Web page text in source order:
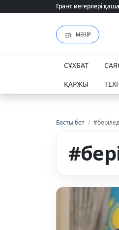
Грант иегерлері
Грант иегерлері
МӘЗІР
СҰХБАТ
ҚАРЖЫ
Басты бет /